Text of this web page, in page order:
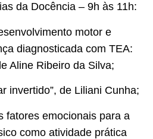
da Docência – 9h às 11h:
motor e
diagnosticada com TEA:
Aline Ribeiro da Silva;
invertido”, de Liliani Cunha;
fatores emocionais para a
como atividade prática